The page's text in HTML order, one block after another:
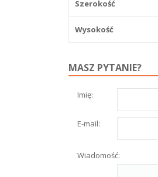
Szerokość
Wysokość
MASZ PYTANIE?
Imię:
E-mail:
Wiadomość: